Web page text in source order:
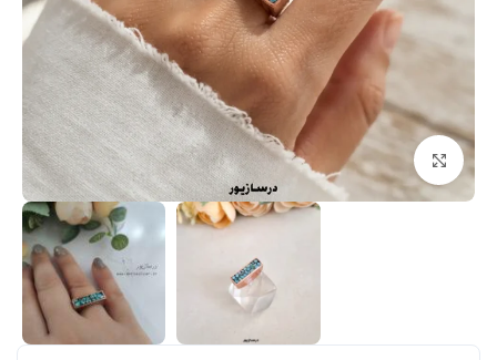
برای بزرگنمایی کلیک کنید